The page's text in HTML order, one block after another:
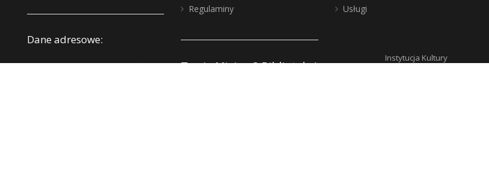
Dane adresowe:
Regulaminy
Twoje Miejsce? Biblioteka!
Usługi
Instytucja Kultury